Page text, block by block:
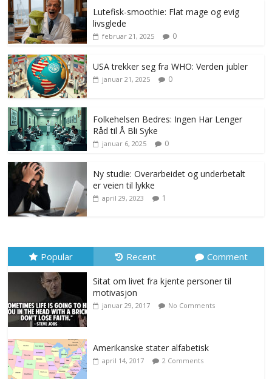
Lutefisk-smoothie: Flat mage og evig
livsglede
februar 21, 2025 0
USA trekker seg fra WHO: Verden jubler
januar 21, 2025 0
Folkehelsen Bedres: Ingen Har Lenger
Råd til Å Bli Syke
januar 6, 2025 0
Ny studie: Overarbeidet og underbetalt
er veien til lykke
april 29, 2023 1
Popular Recent Comment
Sitat om livet fra kjente personer til
motivasjon
januar 29, 2017 No Comments
Amerikanske stater alfabetisk
april 14, 2017 2 Comments